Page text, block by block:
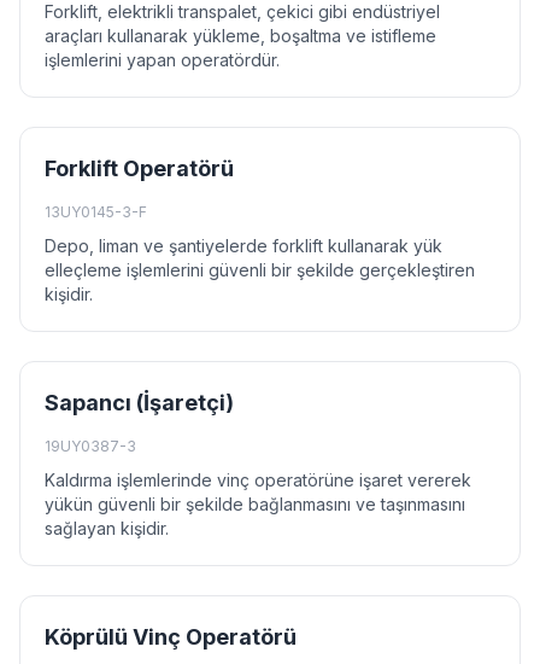
Forklift, elektrikli transpalet, çekici gibi endüstriyel
araçları kullanarak yükleme, boşaltma ve istifleme
işlemlerini yapan operatördür.
Forklift Operatörü
13UY0145-3-F
Depo, liman ve şantiyelerde forklift kullanarak yük
elleçleme işlemlerini güvenli bir şekilde gerçekleştiren
kişidir.
Sapancı (İşaretçi)
19UY0387-3
Kaldırma işlemlerinde vinç operatörüne işaret vererek
yükün güvenli bir şekilde bağlanmasını ve taşınmasını
sağlayan kişidir.
Köprülü Vinç Operatörü